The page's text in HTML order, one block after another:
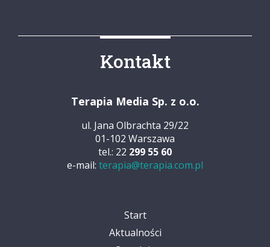
Kontakt
Terapia Media Sp. z o.o.
ul. Jana Olbrachta 29/22
01-102 Warszawa
tel.: 22 299 55 60
e-mail: terapia@terapia.com.pl
Start
Aktualności